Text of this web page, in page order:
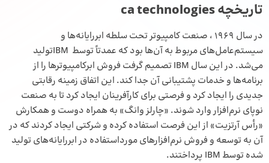
تاریخچه ca technologies
در سال ۱۹۶۹ ، صنعت کامپیو‌تر تحت سلطه ابررایانه‌ها و
سیستم‌عامل‌های مربوط به آن‌ها بود که عمدتاً توسط IBMتولید
می‌شد. در این سال IBM تصمیم گرفت فروش ابرکامپیوتر‌ها را از
برنامه‌ها و خدمات پشتیبانی آن جدا کند. این اتفاق زمینه رقابتی
جدیدی را ایجاد کرد و فرصتی برای کارآفرینان ایجاد کرد تا به صنعت
نوپای نرم‌افزار وارد شوند. «چارلز وانگ» به همراه دوست و همکارش
«رأس آرتزیت» از این فرصت استفاده کرده و شرکتی ایجاد کردند که در
آن به توسعه و فروش نرم‌افزارهای مورداستفاده در ابررایانه‌های تولید
شده توسط IBM پرداختند.